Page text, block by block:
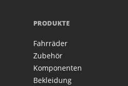
PRODUKTE
Fahrräder
Zubehör
Komponenten
Bekleidung